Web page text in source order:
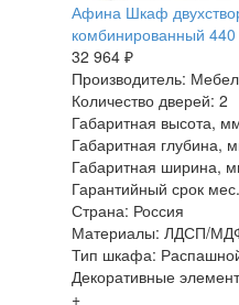
Афина Шкаф
комбинированный
32 964 ₽
Производитель:
Количество дверей: 2
Габаритная высота,
Габаритная глубина,
Габаритная ширина,
Гарантийный срок
Страна: Россия
Материалы: ЛДСП/
Тип шкафа:
Декоративные
+